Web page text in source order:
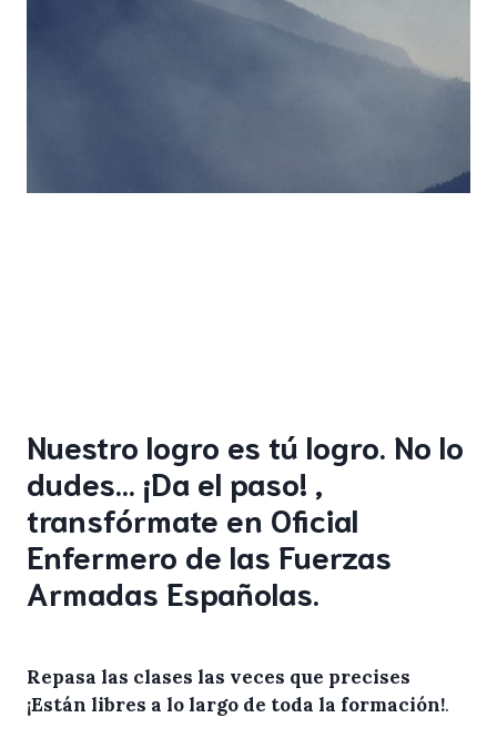
Nuestro logro es tú logro. No lo
dudes… ¡Da el paso! ,
transfórmate en Oficial
Enfermero de las Fuerzas
Armadas Españolas.
Repasa las clases las veces que precises
¡Están libres a lo largo de toda la formación!.